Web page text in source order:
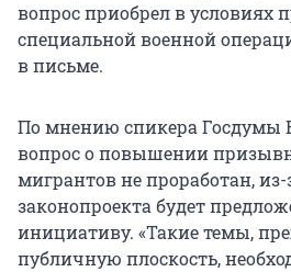
вопрос приобрел в условиях
специальной военной
в письме.
По мнению спикера Госдумы
вопрос о повышении
мигрантов не проработан, из-
законопроекта будет
инициативу. «Такие темы,
публичную плоскость,